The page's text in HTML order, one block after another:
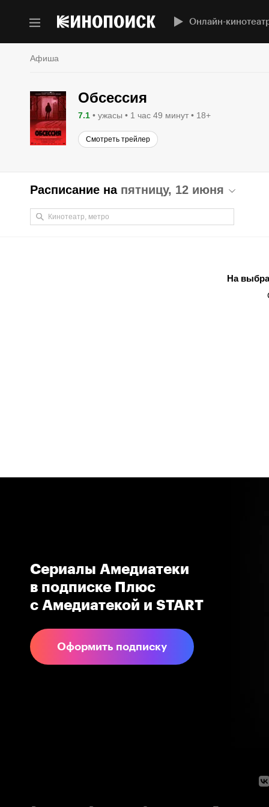
Онлайн-
Афиша
Обсессия
7.1 ужасы 1 час 49 минут 18+
Смотреть трейлер
Расписание на пятницу, 12 июня
На
Сериалы Амедиатеки
в подпиcке Плюс
с Амедиатекой и START
Оформить подписку